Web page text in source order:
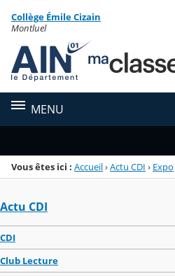
Menu de la rubrique
Contenu
Collège Émile Cizain
Montluel
MENU
Vous êtes ici : Accueil›Actu CDI › Expo
Actu CDI
CDI
Club Lecture